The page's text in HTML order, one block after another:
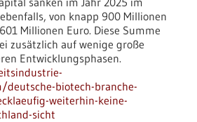
von knapp 900 Millionen
Millionen Euro. Diese Summe
zusätzlich auf wenige große
Entwicklungsphasen.
biotech-branche-
weiterhin-keine-
sicht